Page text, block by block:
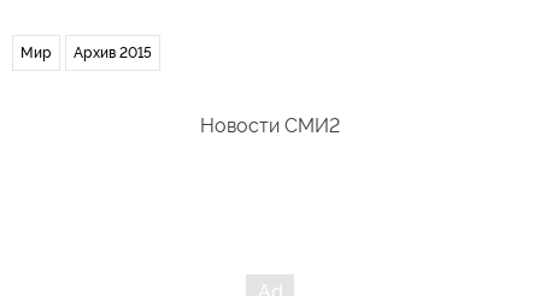
Мир Архив 2015
Новости СМИ2